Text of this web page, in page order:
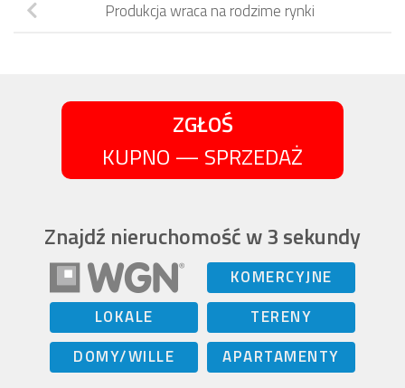
Produkcja wraca na rodzime rynki
ZGŁOŚ
KUPNO — SPRZEDAŻ
Znajdź nieruchomość w 3 sekundy
KOMERCYJNE
LOKALE
TERENY
DOMY/WILLE
APARTAMENTY